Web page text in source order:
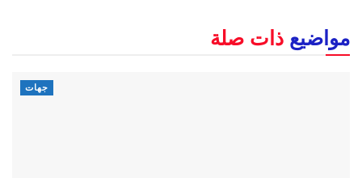
مواضيع ذات صلة
جهات